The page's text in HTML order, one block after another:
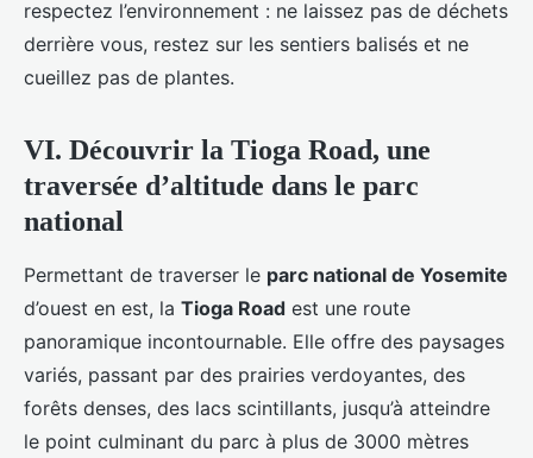
respectez l’environnement : ne laissez pas de déchets
derrière vous, restez sur les sentiers balisés et ne
cueillez pas de plantes.
VI. Découvrir la Tioga Road, une
traversée d’altitude dans le parc
national
Permettant de traverser le parc national de Yosemite
d’ouest en est, la Tioga Road est une route
panoramique incontournable. Elle offre des paysages
variés, passant par des prairies verdoyantes, des
forêts denses, des lacs scintillants, jusqu’à atteindre
le point culminant du parc à plus de 3000 mètres